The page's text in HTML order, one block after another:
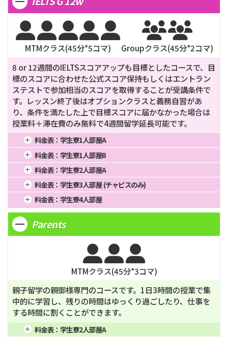
3週間
12週間
24週間

MTMクラス(45分*5コマ)

Groupクラス(45分*2コマ)
8 or 12週間のIELTSスコアアップも目標としたコースで、目
標のスコアに合わせた公式スコア保持もしくはエントラン
ステストで参加相当のスコアを取得することが受講条件で
す。レッスン終了後はオプションクラスと義務自習があ
り、条件を満たした上で目標スコアに届かなかった場合は
授業料＋滞在費のみ無料で4週間留学延長可能です。
料金表： 学生寮1人部屋A
1週間
2週間
3週間
4週間
8週間
12週間
958,000
20週間
24週間
料金表： 学生寮1人部屋B
1週間
2週間
3週間
4週間
8週間
12週間
919,000
20週間
24週間
料金表： 学生寮2人部屋A
1週間
2週間
3週間
4週間
8週間
12週間
826,000
20週間
24週間
料金表： 学生寮3人部屋 (チャピスのみ)
1週間
2週間
3週間
4週間
8週間
20週間
料金表： 学生寮4人部屋
1週間
2週間
3週間
4週間
12週間
739,000
16週間
24週間
Parents

MTMクラス(45分*3コマ)
親子留学の親御様専門のコースです。1日3時間の授業で集
中的に学習し、残りの時間はゆっくり過ごしたり、仕事を
する時間に割くことができます。
料金表： 学生寮2人部屋A